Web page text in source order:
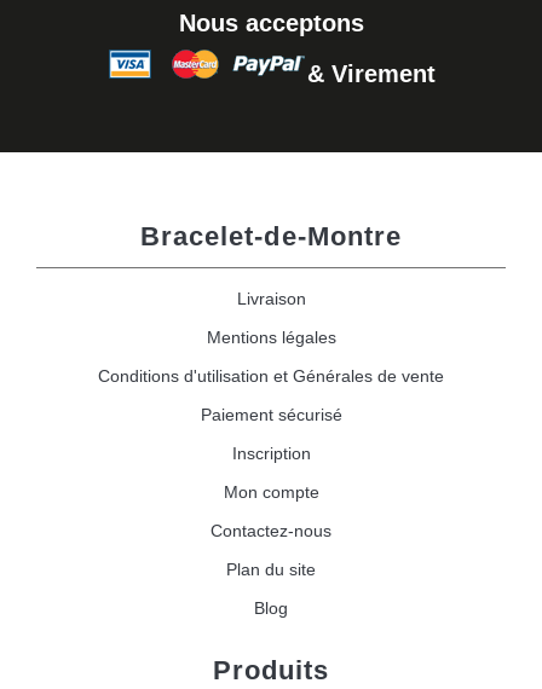
Nous acceptons
& Virement
Bracelet-de-Montre
Livraison
Mentions légales
Conditions d'utilisation et Générales de vente
Paiement sécurisé
Inscription
Mon compte
Contactez-nous
Plan du site
Blog
Produits